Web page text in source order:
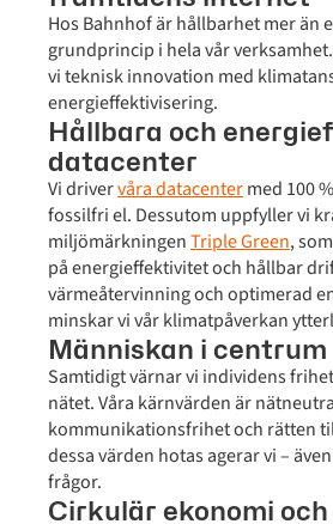
Hos Bahnhof är hållbarhet mer än
grundprincip i hela vår
vi teknisk innovation med
energieffektivisering.
Hållbara och
datacenter
Vi drivervåra datacentermed 100
fossilfri el. Dessutom uppfyller vi
miljömärkningenTriple Green,
på energieffektivitet och hållbar
värmeåtervinning och optimerad
minskar vi vår klimatpåverkan
Människan i centrum
Samtidigt värnar vi individens
nätet. Våra kärnvärden är
kommunikationsfrihet och rätten
dessa värden hotas agerar vi –
frågor.
Cirkulär ekonomi